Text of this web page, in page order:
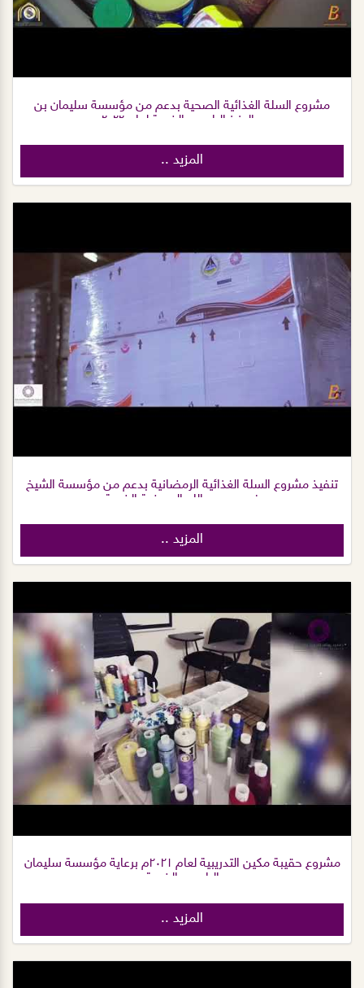
مشروع السلة الغذائية الصحية بدعم من مؤسسة سليمان بن
عبدالعزيز الراجحي الخيرية لعام ٢٠٢٢م
المزيد ..
تنفيذ مشروع السلة الغذائية الرمضانية بدعم من مؤسسة الشيخ
فهد بن عبدالله العويضة الخيرية
المزيد ..
مشروع حقيبة مكين التدريبية لعام ٢٠٢١م برعاية مؤسسة سليمان
الراجحي الخيرية
المزيد ..